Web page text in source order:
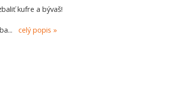
kufre a bývaš!
... celý popis